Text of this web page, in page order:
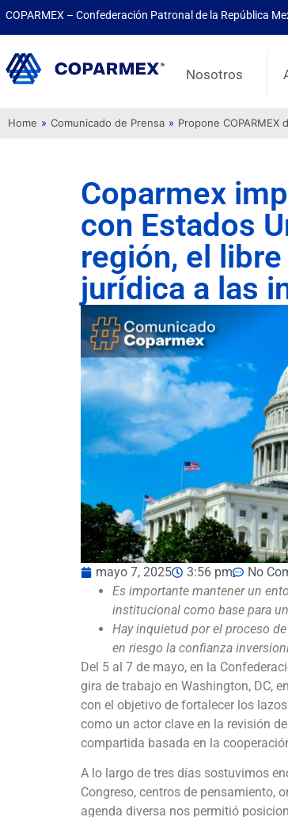
COPARMEX – Confederación Patronal de la República
Nosotros
Home » Comunicado de Prensa » Propone
Coparmex
con Estados
región, el
jurídica a las
mayo 7, 2025 3:56 pm
No
Es importante mantener un
institucional como base para
Hay inquietud por el proceso
en riesgo la confianza
Del 5 al 7 de mayo, en la
gira de trabajo en Washington, DC,
con el objetivo de fortalecer los
como un actor clave en la revisión
compartida basada en la
A lo largo de tres días sostuvimos
Congreso, centros de pensamiento,
agenda diversa nos permitió